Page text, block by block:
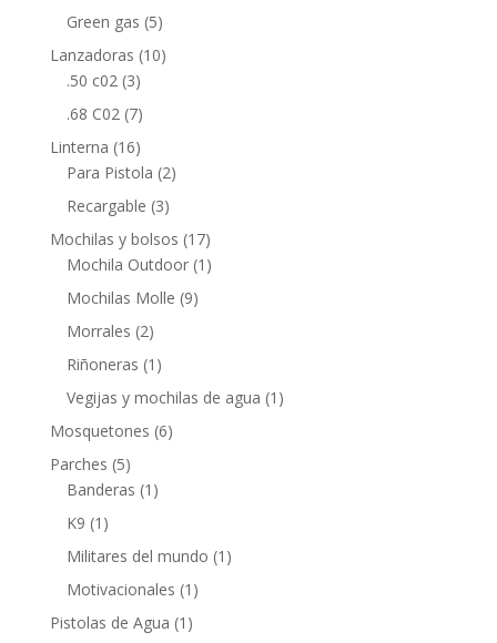
Green gas (5)
Lanzadoras (10)
.50 c02 (3)
.68 C02 (7)
Linterna (16)
Para Pistola (2)
Recargable (3)
Mochilas y bolsos (17)
Mochila Outdoor (1)
Mochilas Molle (9)
Morrales (2)
Riñoneras (1)
Vegijas y mochilas de agua (1)
Mosquetones (6)
Parches (5)
Banderas (1)
K9 (1)
Militares del mundo (1)
Motivacionales (1)
Pistolas de Agua (1)